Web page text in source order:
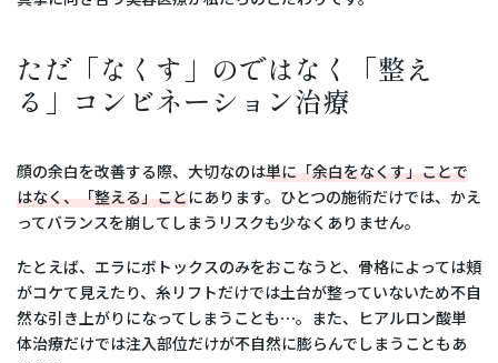
ただ「なくす」のではなく「整え
る」コンビネーション治療
顔の余白を改善する際、大切なのは単に「余白をなくす」ことで
はなく、「整える」ことにあります。ひとつの施術だけでは、かえ
ってバランスを崩してしまうリスクも少なくありません。
たとえば、エラにボトックスのみをおこなうと、骨格によっては頬
がコケて見えたり、糸リフトだけでは土台が整っていないため不自
然な引き上がりになってしまうことも⋯。また、ヒアルロン酸単
体治療だけでは注入部位だけが不自然に膨らんでしまうこともあ